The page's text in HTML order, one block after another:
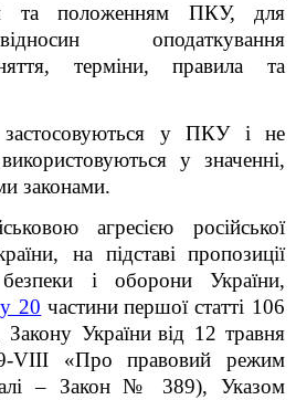
та положенням ПКУ, для
відносин
оподаткування
терміни, правила та
застосовуються уПКУі не
у значенні,
законами.
агресією
російської
на підставі пропозиції
безпеки і оборони України,
20 частини першої статті 106
Закону України від 12 травня
«Про правовий режим
– Закон № 389), Указом